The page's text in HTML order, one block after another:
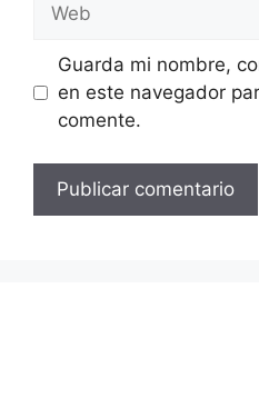
Guarda mi nombre,
en este navegador
comente.